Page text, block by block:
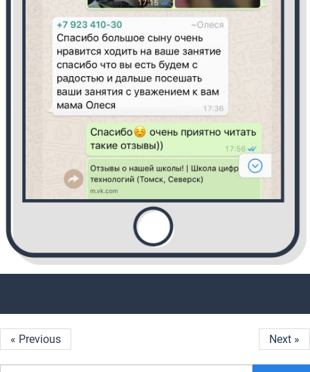
« Previous Next »